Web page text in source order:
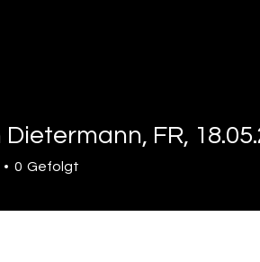
FR,
FR,
0 Gefolgt